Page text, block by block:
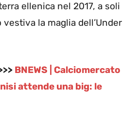
ellenica nel 2017, a soli
vestiva la maglia dell’Under
BNEWS | Calciomercato
attende una big: le